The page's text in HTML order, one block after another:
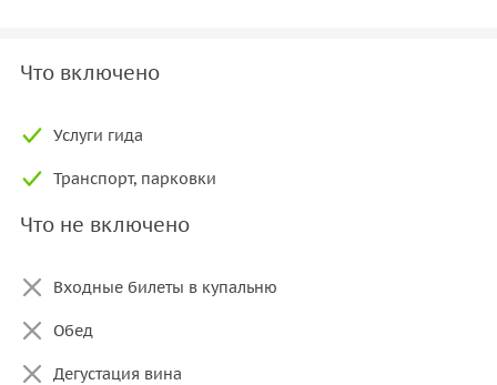
Что включено
Услуги гида
Транспорт, парковки
Что не включено
Входные билеты в купальню
Обед
Дегустация вина